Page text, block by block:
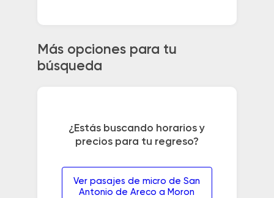
Más opciones para tu
búsqueda
¿Estás buscando horarios y
precios para tu regreso?
Ver pasajes de micro de San
Antonio de Areco a Moron